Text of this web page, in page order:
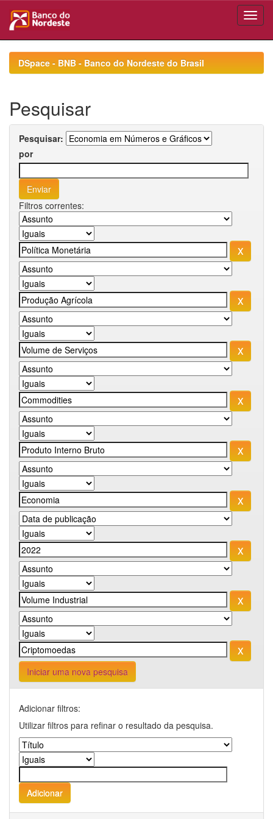
navigationDSpace - BNB - Banco do Nordeste do Brasil
Pesquisar
Pesquisar:
por
Filtros correntes:
Iniciar uma nova pesquisa
Adicionar filtros:
Utilizar filtros para refinar o resultado da pesquisa.